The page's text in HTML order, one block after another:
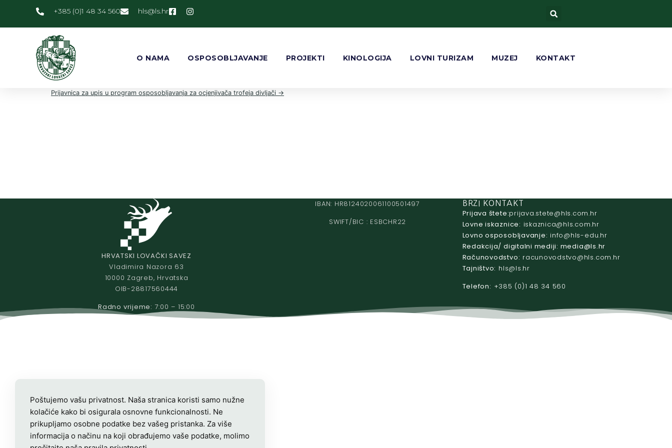
+385 (0)1 48 34 560 rh.sl
@slh
O NAMA OSPOSOBLJAVANJE PROJEKTI KINOLOGIJA LOVNI TURIZAM MUZEJ KONTAKT
Prijavnica za upis u program osposobljavanja za ocjenjivača trofeja divljači →
HRVATSKI LOVAČKI SAVEZ
Vladimira Nazora 63
10000 Zagreb, Hrvatska
OIB-28817560444
Radno vrijeme: 7:00 – 15:00
IBAN: HR8124020061100501497
SWIFT/BIC : ESBCHR22
BRZI KONTAKT
Prijava štete: rh.moc.slh
@etets.avajirp
Lovne iskaznice:
rh.moc.slh
@acinzaksi
Lovno osposobljavanje:
rh.ude-slh
@ofni
Redakcija/ digitalni mediji:
rh.sl
@aidem
Računovodstvo:
rh.moc.slh
@ovtsdovonucar
Tajništvo:
rh.sl
@slh
Telefon: +385 (0)1 48 34 560
Poštujemo vašu privatnost. Naša stranica koristi samo nužne
kolačiće kako bi osigurala osnovne funkcionalnosti. Ne
prikupljamo osobne podatke bez vašeg pristanka. Za više
informacija o načinu na koji obrađujemo vaše podatke, molimo